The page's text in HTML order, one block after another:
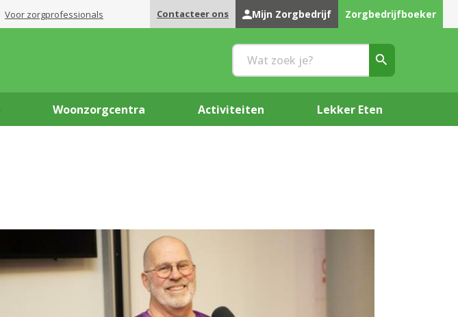
Voor zorgprofessionals Contacteer ons Mijn Zorgbedrijf Zorgbedrijfboeker
Woonzorgcentra Activiteiten Lekker Eten